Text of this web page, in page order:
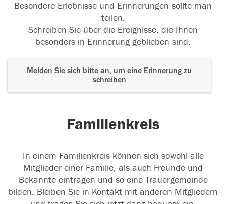
Besondere Erlebnisse und Erinnerungen sollte man
teilen.
Schreiben Sie über die Ereignisse, die Ihnen
besonders in Erinnerung geblieben sind.
Melden Sie sich bitte an, um eine Erinnerung zu
schreiben
Familienkreis
In einem Familienkreis können sich sowohl alle
Mitglieder einer Familie, als auch Freunde und
Bekannte eintragen und so eine Trauergemeinde
bilden. Bleiben Sie in Kontakt mit anderen Mitgliedern